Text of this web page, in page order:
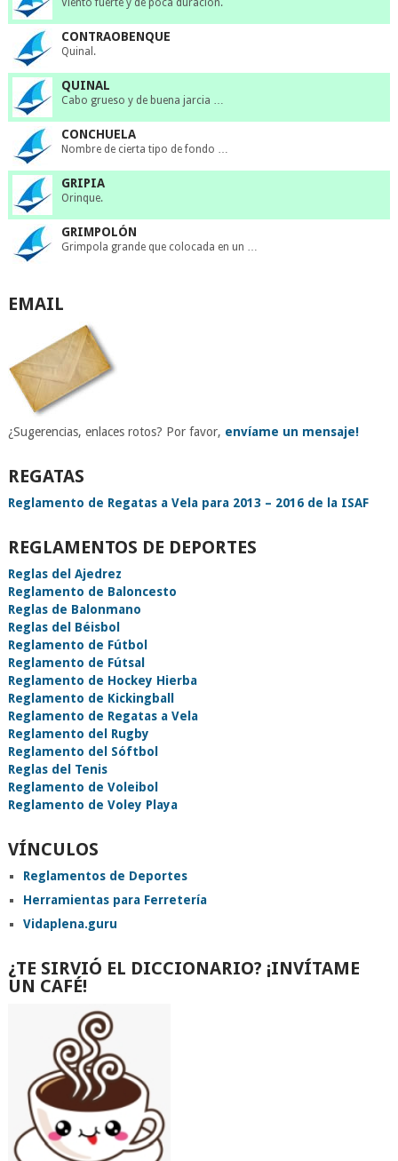
Viento fuerte y de poca duración.
CONTRAOBENQUE
Quinal.
QUINAL
Cabo grueso y de buena jarcia …
CONCHUELA
Nombre de cierta tipo de fondo …
GRIPIA
Orinque.
GRIMPOLÓN
Grimpola grande que colocada en un …
EMAIL
¿Sugerencias, enlaces rotos? Por favor, envíame un mensaje!
REGATAS
Reglamento de Regatas a Vela para 2013 – 2016 de la ISAF
REGLAMENTOS DE DEPORTES
Reglas del Ajedrez
Reglamento de Baloncesto
Reglas de Balonmano
Reglas del Béisbol
Reglamento de Fútbol
Reglamento de Fútsal
Reglamento de Hockey Hierba
Reglamento de Kickingball
Reglamento de Regatas a Vela
Reglamento del Rugby
Reglamento del Sóftbol
Reglas del Tenis
Reglamento de Voleibol
Reglamento de Voley Playa
VÍNCULOS
Reglamentos de Deportes
Herramientas para Ferretería
Vidaplena.guru
¿TE SIRVIÓ EL DICCIONARIO? ¡INVÍTAME
UN CAFÉ!